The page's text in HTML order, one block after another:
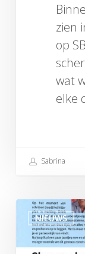
zien
op
wat
elke
Sabrina
NIEUWS
Schijfwijze
Juli
2025